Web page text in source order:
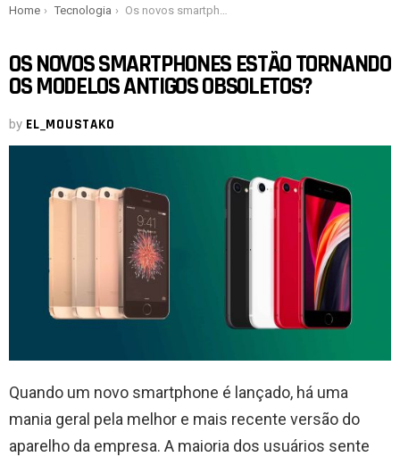
You are here:
Home Tecnologia Os novos smartphones estão tornando os modelos antigos obsoletos?
OS NOVOS SMARTPHONES ESTÃO TORNANDO
OS MODELOS ANTIGOS OBSOLETOS?
by EL_MOUSTAKO
Quando um novo smartphone é lançado, há uma
mania geral pela melhor e mais recente versão do
aparelho da empresa. A maioria dos usuários sente